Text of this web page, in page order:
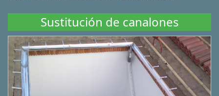
Sustitución de canalones